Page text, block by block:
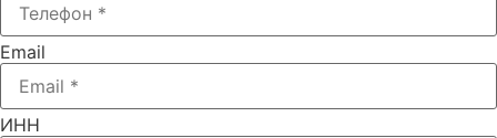
Email
ИНН